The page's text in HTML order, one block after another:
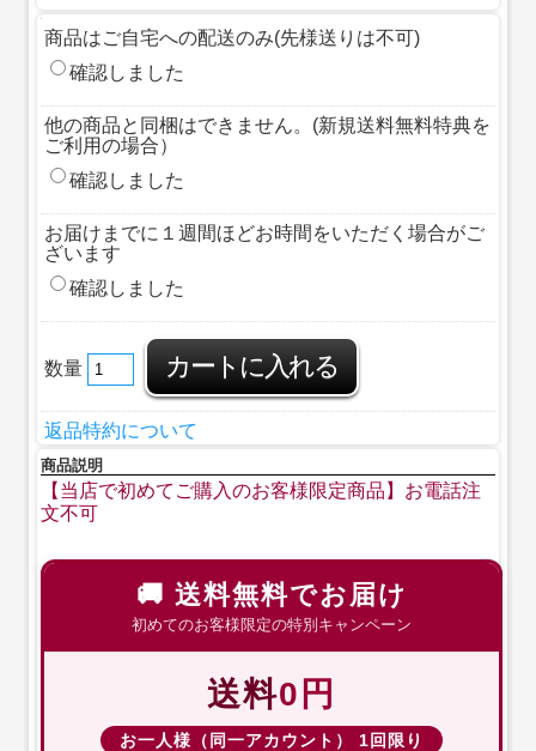
商品はご自宅への配送のみ(先様送りは不可)
確認しました
他の商品と同梱はできません。(新規送料無料特典を
ご利用の場合）
確認しました
お届けまでに１週間ほどお時間をいただく場合がご
ざいます
確認しました
数量
返品特約について
商品説明
【当店で初めてご購入のお客様限定商品】 お電話注
文不可
🚚 送料無料でお届け
初めてのお客様限定の特別キャンペーン
送料0円
お一人様（同一アカウント） 1回限り